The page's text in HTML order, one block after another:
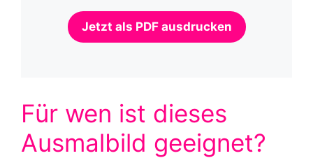
Jetzt als PDF ausdrucken
Für wen ist dieses
Ausmalbild geeignet?